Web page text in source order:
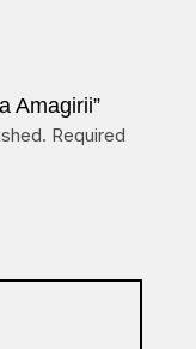
Amagirii”
Required